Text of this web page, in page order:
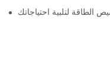
الطاقة لتلبية احتياجاتك